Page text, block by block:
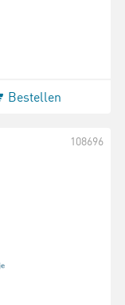
Bestellen
108696